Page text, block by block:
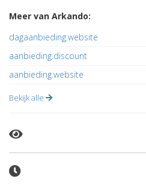
Meer van Arkando:
dagaanbieding.website
aanbieding.discount
aanbieding.website
Bekijk alle